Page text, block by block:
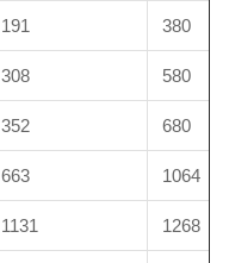
191 380
308 580
352 680
663 1064
1131 1268